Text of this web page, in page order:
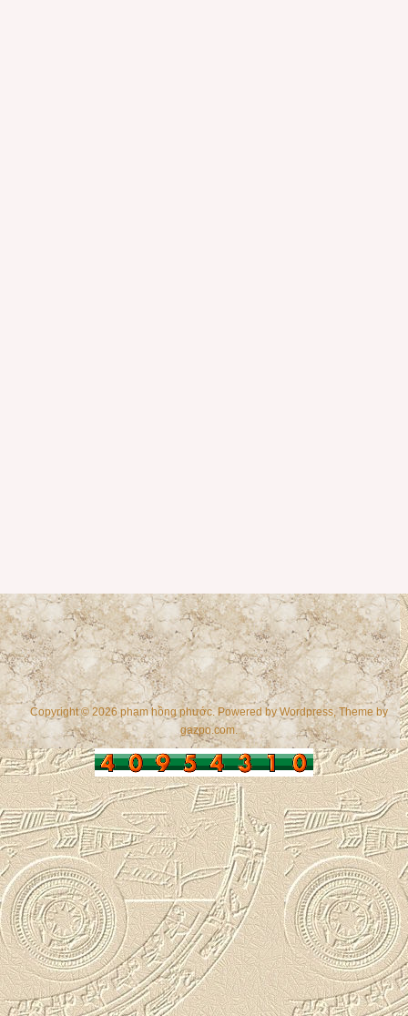
Copyright © 2026 phạm hồng phước. Powered byWordpress, Theme by
gazpo.com.